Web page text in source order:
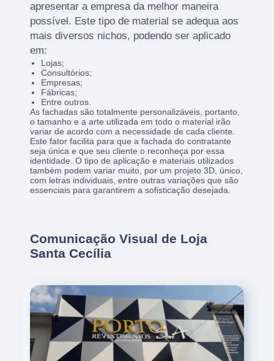
apresentar a empresa da melhor maneira
possível. Este tipo de material se adequa aos
mais diversos nichos, podendo ser aplicado
em:
Lojas;
Consultórios;
Empresas;
Fábricas;
Entre outros.
As fachadas são totalmente personalizáveis, portanto,
o tamanho e a arte utilizada em todo o material irão
variar de acordo com a necessidade de cada cliente.
Este fator facilita para que a fachada do contratante
seja única e que seu cliente o reconheça por essa
identidade. O tipo de aplicação e materiais utilizados
também podem variar muito, por um projeto 3D, único,
com letras individuais, entre outras variações que são
essenciais para garantirem a sofisticação desejada.
Comunicação Visual de Loja
Santa Cecília